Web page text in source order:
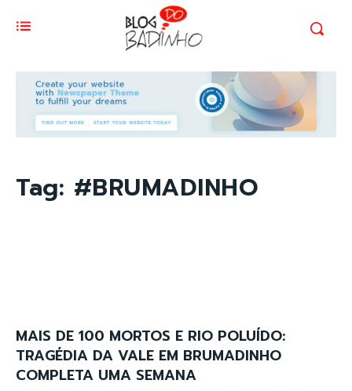
Tag: #BRUMADINHO
MAIS DE 100 MORTOS E RIO POLUÍDO:
TRAGÉDIA DA VALE EM BRUMADINHO
COMPLETA UMA SEMANA